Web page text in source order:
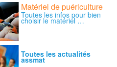
Matériel de puériculture
Toutes les infos pour bien
choisir le matériel …
Toutes les actualités
assmat